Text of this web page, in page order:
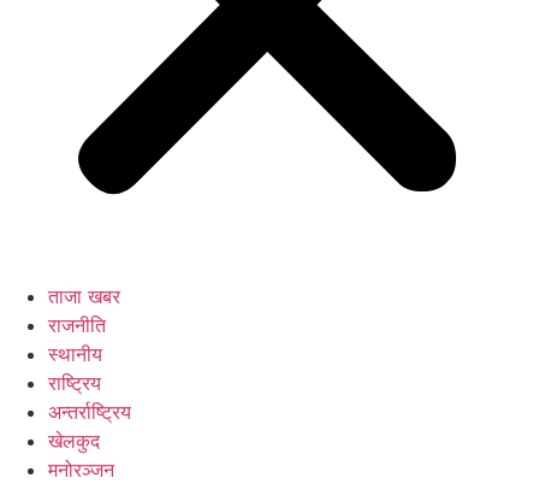
ताजा खबर
राजनीति
स्थानीय
राष्ट्रिय
अन्तर्राष्ट्रिय
खेलकुद
मनोरञ्जन